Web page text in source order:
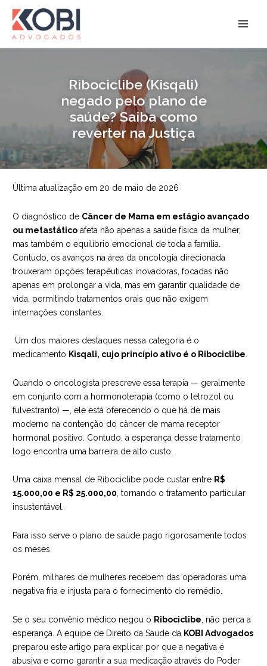
para
conteúdo
Ribociclibe (Kisqali)
negado pelo plano de
saúde? Saiba como
reverter na Justiça
Última atualização em 20 de maio de 2026
O diagnóstico de Câncer de Mama em estágio avançado
ou metastático afeta não apenas a saúde física da mulher,
mas também o equilíbrio emocional de toda a família.
Contudo, os avanços na área da oncologia direcionada
trouxeram opções terapêuticas inovadoras, focadas não
apenas em prolongar a vida, mas em garantir qualidade de
vida, permitindo tratamentos orais que não exigem
internações constantes.
Um dos maiores destaques nessa categoria é o
medicamento Kisqali, cujo princípio ativo é o Ribociclibe
Quando o oncologista prescreve essa terapia — geralmente
em conjunto com a hormonoterapia (como o letrozol ou
fulvestranto) —, ele está oferecendo o que há de mais
moderno na contenção do câncer de mama receptor
hormonal positivo. Contudo, a esperança desse tratamento
logo encontra uma barreira de alto custo.
Uma caixa mensal de Ribociclibe pode custar entre R$
15.000,00 e R$ 25.000,00 , tornando o tratamento particular
insustentável.
Para isso serve o plano de saúde pago rigorosamente todos
os meses.
Porém, milhares de mulheres recebem das operadoras uma
negativa fria e injusta para o fornecimento do remédio.
Se o seu convênio médico negou o Ribociclibe , não perca a
esperança. A equipe de Direito da Saúde da KOBI Advogados
preparou este artigo para explicar por que a negativa é
abusiva e como garantir a sua medicação através do Poder